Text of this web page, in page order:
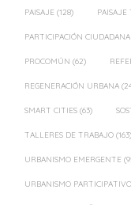
PAISAJE (128) PAISAJE
PARTICIPACIÓN CIUDADANA
PROCOMÚN (62)
REGENERACIÓN URBANA
SMART CITIES (63)
TALLERES DE TRABAJO (163)
URBANISMO EMERGENTE
URBANISMO PARTICIPATIVO